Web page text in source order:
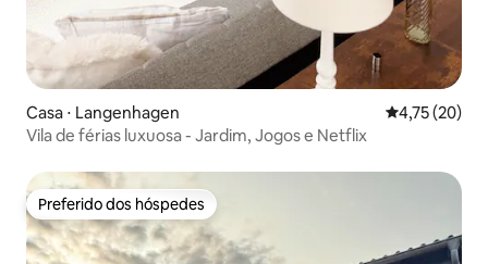
Casa ⋅ Langenhagen 4,75 de uma
4,75 (20)
Vila de férias luxuosa - Jardim, Jogos e Netflix
Preferido dos hóspedes
Preferido dos hóspedes